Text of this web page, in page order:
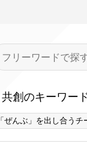
共創のキーワー
「ぜんぶ」を出し合う